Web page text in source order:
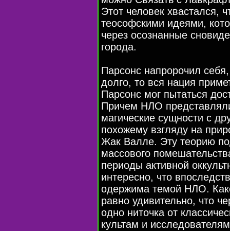
Этот человек хвастался,
теософскими идеями,
через осознанные
города.
Парсонс напророчил
долго, то вся нация
Парсонс мог пытаться
Причем НЛО
магические сущности с
похожему взгляду на
Жак Валле. Эту теорию
массового
периоды активной
интересно, что
одержима темой НЛО.
равно удивительно, что
одно ниточка от
культам и